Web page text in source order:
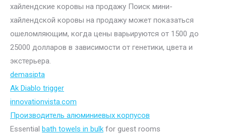
хайлендские коровы на продажу Поиск мини-
хайлендской коровы на продажу может показаться
ошеломляющим, когда цены варьируются от 1500 до
25000 долларов в зависимости от генетики, цвета и
экстерьера.
demasipta
Ak Diablo trigger
innovationvista.com
Производитель алюминиевых корпусов
Essential bath towels in bulk for guest rooms